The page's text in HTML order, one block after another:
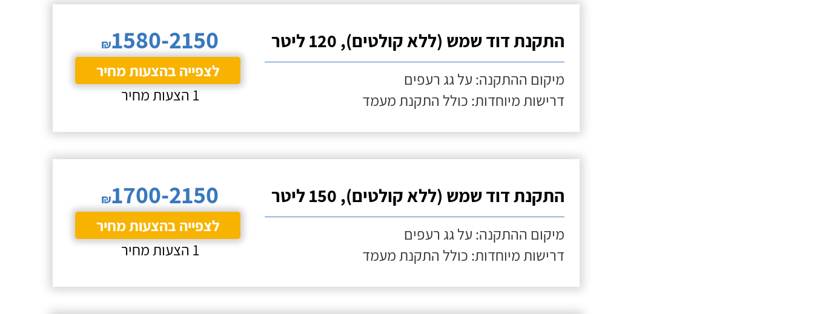
התקנת דוד שמש (ללא קולטים), 120 ליטר
מיקום ההתקנה: על גג רעפים
דרישות מיוחדות: כולל התקנת מעמד
₪1580-2150
לצפייה בהצעות מחיר
1 הצעות מחיר
התקנת דוד שמש (ללא קולטים), 150 ליטר
מיקום ההתקנה: על גג רעפים
דרישות מיוחדות: כולל התקנת מעמד
₪1700-2150
לצפייה בהצעות מחיר
1 הצעות מחיר